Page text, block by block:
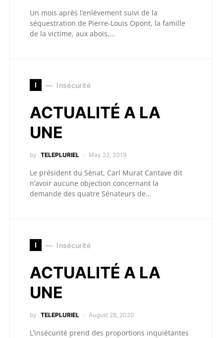
Un mois après l’enlèvement suivi de la
séquestration de Pierre-Louis Opont, la famille
de la victime, aux abois,…
I Insécurité
ACTUALITÉ A LA
UNE
by TELEPLURIEL May 22, 2019
Le président du Sénat, Carl Murat Cantave dit
n’avoir aucune objection concernant la
demande des quatre Sénateurs de…
I Insécurité
ACTUALITÉ A LA
UNE
by TELEPLURIEL August 28, 2020
L’insécurité prend des proportions inquiétantes